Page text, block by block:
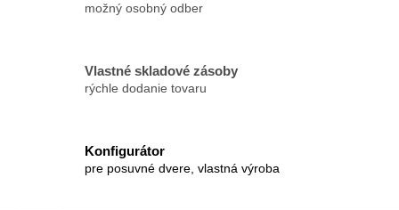
možný osobný odber
Vlastné skladové zásoby
rýchle dodanie tovaru
Konfigurátor
pre posuvné dvere, vlastná výroba